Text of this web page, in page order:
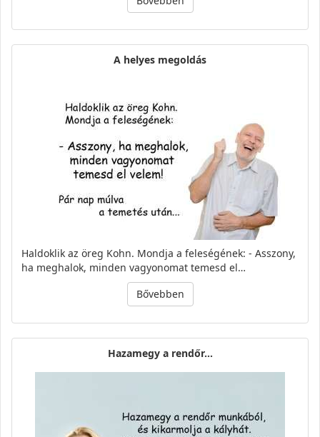
A helyes megoldás
Haldoklik az öreg Kohn. Mondja a feleségének: - Asszony,
ha meghalok, minden vagyonomat temesd el…
Bővebben
Hazamegy a rendőr…